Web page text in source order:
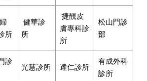
所
健華診
所
捷靚皮
膚專科診
所
松山門診
部
診
光慧診所 達仁診所
有成外科
診所